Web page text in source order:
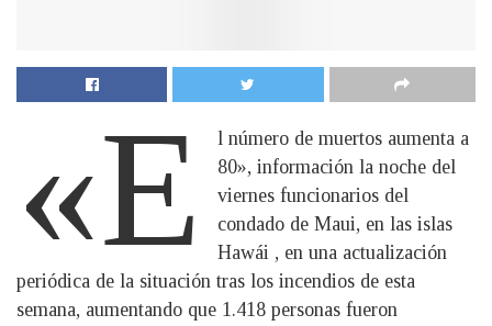
«E
l número de muertos aumenta a
80», información la noche del
viernes funcionarios del
condado de Maui, en las islas
Hawái , en una actualización
periódica de la situación tras los incendios de esta
semana, aumentando que 1.418 personas fueron